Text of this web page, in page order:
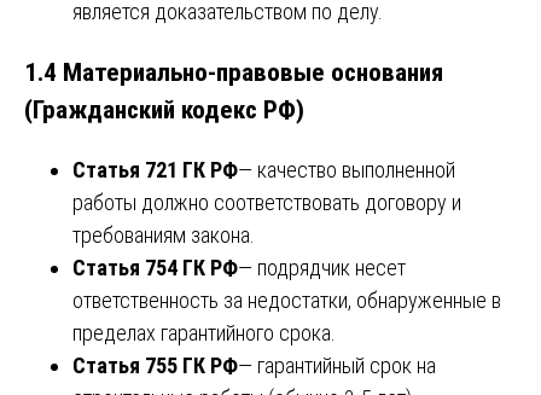
является доказательством по делу.
1.4 Материально-правовые основания
(Гражданский кодекс РФ)
Статья 721 ГК РФ— качество выполненной
работы должно соответствовать договору и
требованиям закона.
Статья 754 ГК РФ— подрядчик несет
ответственность за недостатки, обнаруженные в
пределах гарантийного срока.
Статья 755 ГК РФ— гарантийный срок на